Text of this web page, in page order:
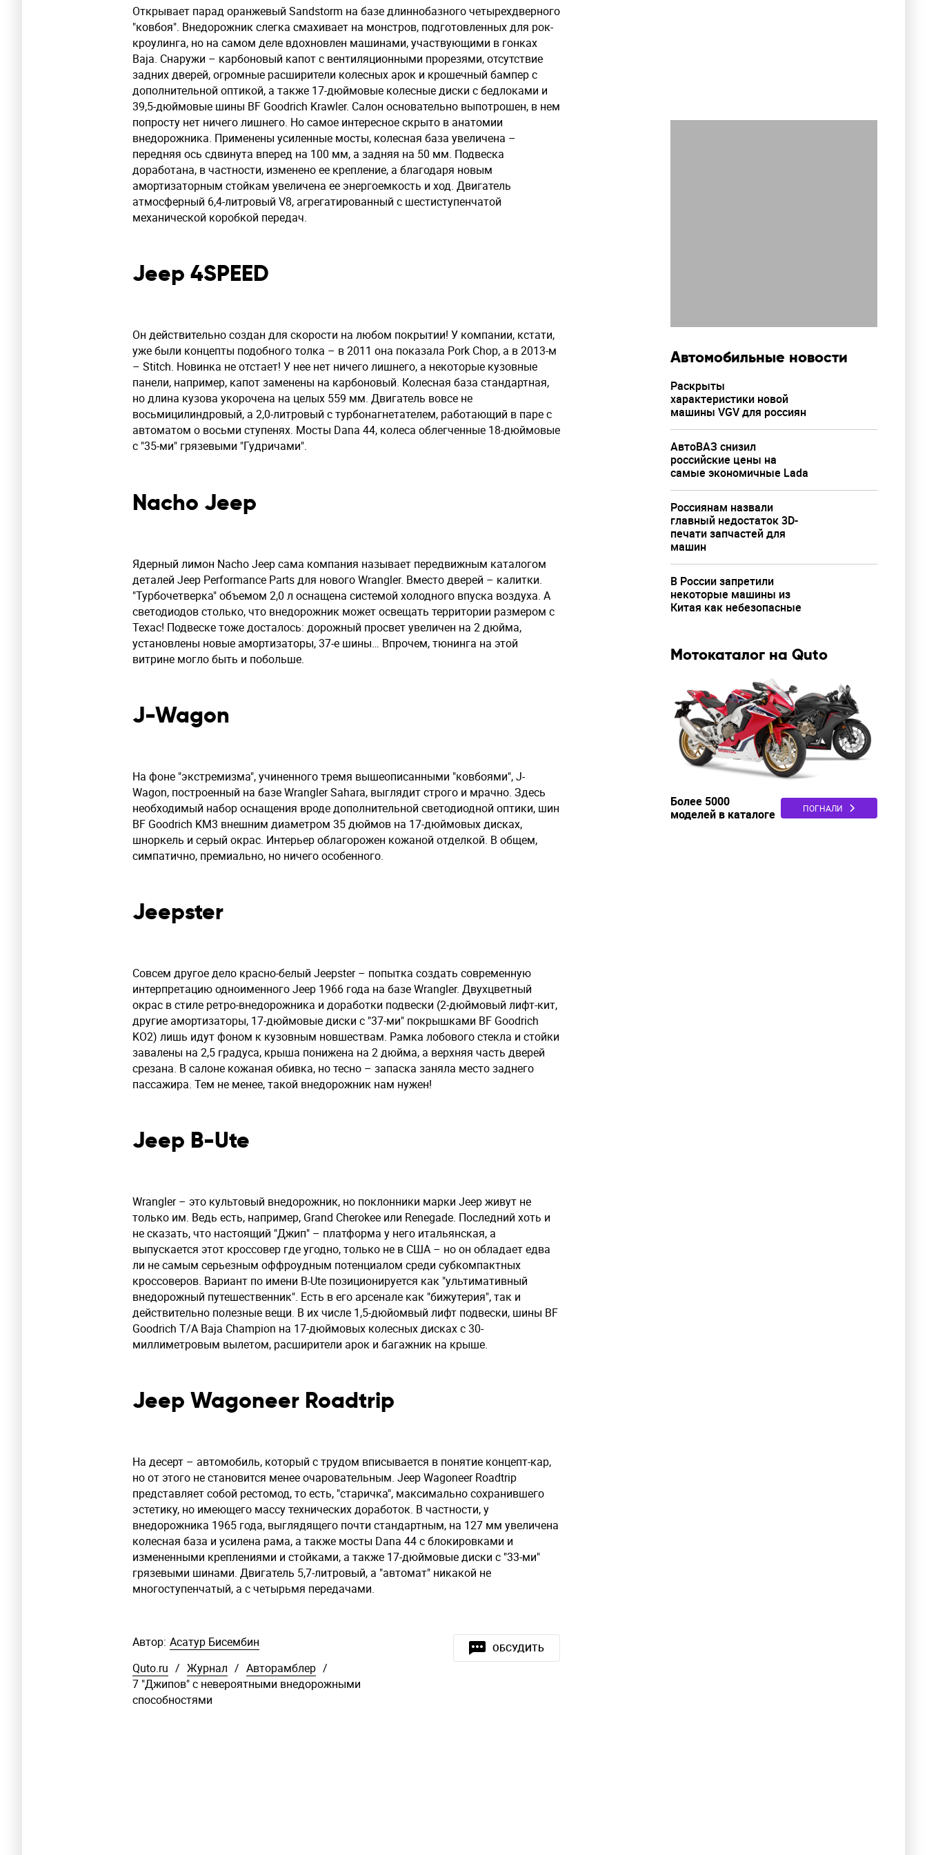
Открывает парад оранжевый Sandstorm на базе длиннобазного четырехдверного
"ковбоя". Внедорожник слегка смахивает на монстров, подготовленных для рок-
кроулинга, но на самом деле вдохновлен машинами, участвующими в гонках
Baja. Снаружи – карбоновый капот с вентиляционными прорезями, отсутствие
задних дверей, огромные расширители колесных арок и крошечный бампер с
дополнительной оптикой, а также 17-дюймовые колесные диски с бедлоками и
39,5-дюймовые шины BF Goodrich Krawler. Салон основательно выпотрошен, в нем
попросту нет ничего лишнего. Но самое интересное скрыто в анатомии
внедорожника. Применены усиленные мосты, колесная база увеличена –
передняя ось сдвинута вперед на 100 мм, а задняя на 50 мм. Подвеска
доработана, в частности, изменено ее крепление, а благодаря новым
амортизаторным стойкам увеличена ее энергоемкость и ход. Двигатель
атмосферный 6,4-литровый V8, агрегатированный с шестиступенчатой
механической коробкой передач.
Jeep 4SPEED
Он действительно создан для скорости на любом покрытии! У компании, кстати,
уже были концепты подобного толка – в 2011 она показала Pork Chop, а в 2013-м
– Stitch. Новинка не отстает! У нее нет ничего лишнего, а некоторые кузовные
панели, например, капот заменены на карбоновый. Колесная база стандартная,
но длина кузова укорочена на целых 559 мм. Двигатель вовсе не
восьмицилиндровый, а 2,0-литровый с турбонагнетателем, работающий в паре с
автоматом о восьми ступенях. Мосты Dana 44, колеса облегченные 18-дюймовые
с "35-ми" грязевыми "Гудричами".
Nacho Jeep
Ядерный лимон Nacho Jeep сама компания называет передвижным каталогом
деталей Jeep Performance Parts для нового Wrangler. Вместо дверей – калитки.
"Турбочетверка" объемом 2,0 л оснащена системой холодного впуска воздуха. А
светодиодов столько, что внедорожник может освещать территории размером с
Техас! Подвеске тоже досталось: дорожный просвет увеличен на 2 дюйма,
установлены новые амортизаторы, 37-е шины… Впрочем, тюнинга на этой
витрине могло быть и побольше.
J-Wagon
На фоне "экстремизма", учиненного тремя вышеописанными "ковбоями", J-
Wagon, построенный на базе Wrangler Sahara, выглядит строго и мрачно. Здесь
необходимый набор оснащения вроде дополнительной светодиодной оптики, шин
BF Goodrich KM3 внешним диаметром 35 дюймов на 17-дюймовых дисках,
шноркель и серый окрас. Интерьер облагорожен кожаной отделкой. В общем,
симпатично, премиально, но ничего особенного.
Jeepster
Совсем другое дело красно-белый Jeepster – попытка создать современную
интерпретацию одноименного Jeep 1966 года на базе Wrangler. Двухцветный
окрас в стиле ретро-внедорожника и доработки подвески (2-дюймовый лифт-кит,
другие амортизаторы, 17-дюймовые диски с "37-ми" покрышками BF Goodrich
KO2) лишь идут фоном к кузовным новшествам. Рамка лобового стекла и стойки
завалены на 2,5 градуса, крыша понижена на 2 дюйма, а верхняя часть дверей
срезана. В салоне кожаная обивка, но тесно – запаска заняла место заднего
пассажира. Тем не менее, такой внедорожник нам нужен!
Jeep B-Ute
Wrangler – это культовый внедорожник, но поклонники марки Jeep живут не
только им. Ведь есть, например, Grand Cherokee или Renegade. Последний хоть и
не сказать, что настоящий "Джип" – платформа у него итальянская, а
выпускается этот кроссовер где угодно, только не в США – но он обладает едва
ли не самым серьезным оффроудным потенциалом среди субкомпактных
кроссоверов. Вариант по имени B-Ute позиционируется как "ультимативный
внедорожный путешественник". Есть в его арсенале как "бижутерия", так и
действительно полезные вещи. В их числе 1,5-дюйомвый лифт подвески, шины BF
Goodrich T/A Baja Champion на 17-дюймовых колесных дисках с 30-
миллиметровым вылетом, расширители арок и багажник на крыше.
Jeep Wagoneer Roadtrip
На десерт – автомобиль, который с трудом вписывается в понятие концепт-кар,
но от этого не становится менее очаровательным. Jeep Wagoneer Roadtrip
представляет собой рестомод, то есть, "старичка", максимально сохранившего
эстетику, но имеющего массу технических доработок. В частности, у
внедорожника 1965 года, выглядящего почти стандартным, на 127 мм увеличена
колесная база и усилена рама, а также мосты Dana 44 с блокировками и
измененными креплениями и стойками, а также 17-дюймовые диски с "33-ми"
грязевыми шинами. Двигатель 5,7-литровый, а "автомат" никакой не
многоступенчатый, а с четырьмя передачами.
ОБСУДИТЬ
Автор: Асатур Бисембин
Quto.ru / Журнал / Авторамблер /
7 "Джипов" c невероятными внедорожными
способностями
Автомобильные новости
Раскрыты
характеристики новой
машины VGV для россиян
АвтоВАЗ снизил
российские цены на
самые экономичные Lada
Россиянам назвали
главный недостаток 3D-
печати запчастей для
машин
В России запретили
некоторые машины из
Китая как небезопасные
Мотокаталог на Quto
Более 5000
моделей в каталоге
ПОГНАЛИ